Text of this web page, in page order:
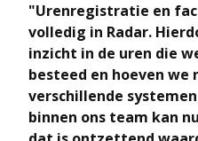
"Urenregistratie en
volledig in Radar.
inzicht in de uren die
besteed en hoeven we
verschillende
binnen ons team kan